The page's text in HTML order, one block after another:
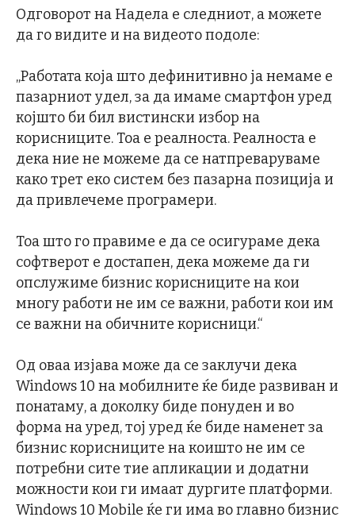
Одговорот на Надела е следниот, а можете
да го видите и на видеото подоле:
„Работата која што дефинитивно ја немаме е
пазарниот удел, за да имаме смартфон уред
којшто би бил вистински избор на
корисниците. Тоа е реалноста. Реалноста е
дека ние не можеме да се натпреваруваме
како трет еко систем без пазарна позиција и
да привлечеме програмери.
Тоа што го правиме е да се осигураме дека
софтверот е достапен, дека можеме да ги
опслужиме бизнис корисниците на кои
многу работи не им се важни, работи кои им
се важни на обичните корисници.“
Од оваа изјава може да се заклучи дека
Windows 10 на мобилните ќе биде развиван и
понатаму, а доколку биде понуден и во
форма на уред, тој уред ќе биде наменет за
бизнис корисниците на коишто не им се
потребни сите тие апликации и додатни
можности кои ги имаат дургите платформи.
Windows 10 Mobile ќе ги има во главно бизнис